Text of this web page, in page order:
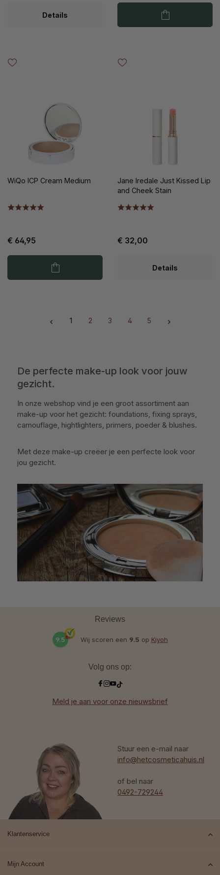
Details
WiQo ICP Cream Medium
€ 64,95
Jane Iredale Just Kissed Lip
and Cheek Stain
€ 32,00
Details
Pagina
1
Pagina
2
Pagina
3
Pagina
4
Pagina
5
De perfecte make-up look voor jouw
gezicht.
In onze webshop vind je een groot assortiment aan
make-up voor het gezicht: foundations, fixing sprays,
camouflage, hightlighters, primers, poeder & blushes.
Met deze make-up creëer je een perfecte look voor
jou gezicht.
Stuur een e-mail naar
info@hetcosmeticahuis.nl
of bel naar
0492-729244
Reviews
9.5 Wij scoren een 9.5 op Kiyoh
Volg ons op:
Meld je aan voor onze nieuwsbrief
Klantenservice
Mijn Account